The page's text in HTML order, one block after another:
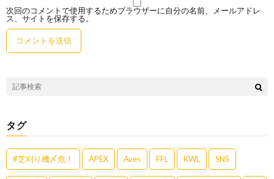
次回のコメントで使用するためブラウザーに自分の名前、メールアドレ
ス、サイトを保存する。
タグ
#芝刈り機〆危！ APEX Aves FFL KWL SNS